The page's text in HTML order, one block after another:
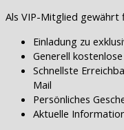
Als VIP-Mitglied
Einladung zu
Generell
Schnellste
Mail
Persönliches
Aktuelle